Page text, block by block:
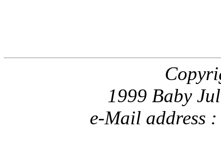
1999 Baby
e-Mail address